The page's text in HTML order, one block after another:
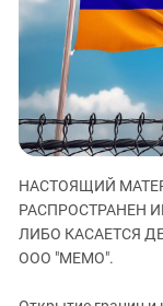
Дагестан
Ингушетия
Кабардино-Балкария
Калмыкия
Карачаево-
Краснодарский
Российская
НАСТОЯЩИЙ
РАСПРОСТРАНЕН
ЛИБО КАСАЕТСЯ
ООО "МЕМО".